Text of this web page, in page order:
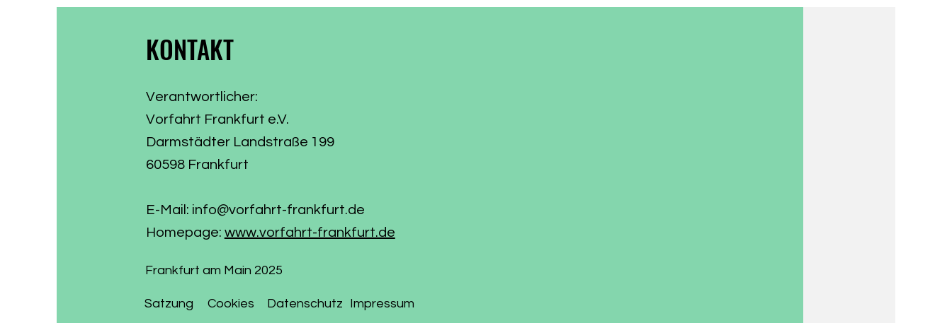
KONTAKT
Verantwortlicher:
Vorfahrt Frankfurt e.V.
Darmstädter Landstraße 199
60598 Frankfurt
E-Mail: info@vorfahrt-frankfurt.de
Homepage: www.vorfahrt-frankfurt.de
Frankfurt am Main 2025
Satzung Cookies Impressum
Datenschutz